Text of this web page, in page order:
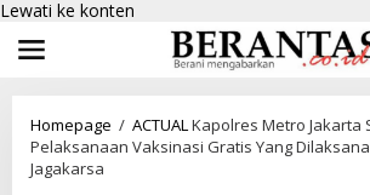
Lewati ke konten
Homepage / ACTUALKapolres Metro Jakarta
Pelaksanaan Vaksinasi Gratis Yang
Jagakarsa